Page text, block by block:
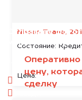
Nissan Teana,
Состояние:
Цена:
цену,
сделку
Отправьте
минуту эксперт-
1.
спереди